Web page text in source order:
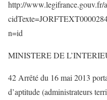
http://www.legifrance.gouv.fr/
n=id
MINISTERE DE
42 Arrêté du 16 mai 2013
d’aptitude (administrateurs